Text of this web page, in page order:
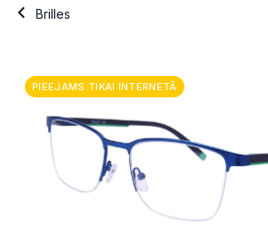
Brilles
PIEEJAMS TIKAI INTERNETĀ